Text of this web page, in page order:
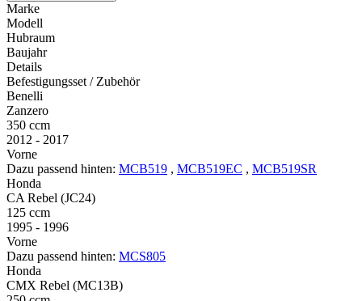
Marke
Modell
Hubraum
Baujahr
Details
Befestigungsset / Zubehör
Benelli
Zanzero
350 ccm
2012 - 2017
Vorne
Dazu passend hinten: MCB519 , MCB519EC , MCB519SR
Honda
CA Rebel (JC24)
125 ccm
1995 - 1996
Vorne
Dazu passend hinten: MCS805
Honda
CMX Rebel (MC13B)